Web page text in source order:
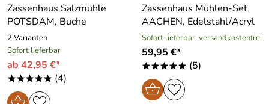
Zassenhaus Salzmühle
POTSDAM, Buche
2 Varianten
Sofort lieferbar
ab 42,95 €*
***** (4)
Zassenhaus Mühlen-Set
AACHEN, Edelstahl/Acryl
Sofort lieferbar, versandkostenfrei
59,95 €*
***** (5)